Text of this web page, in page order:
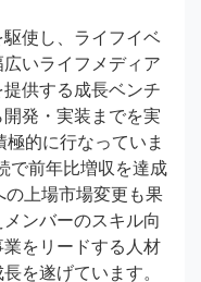
使し、ライフイベ
いライフメディア
供する成長ベンチ
発・実装までを実
的に行なっていま
で前年比増収を達成
の上場市場変更も果
ンバーのスキル向
業をリードする人材
を遂げています。